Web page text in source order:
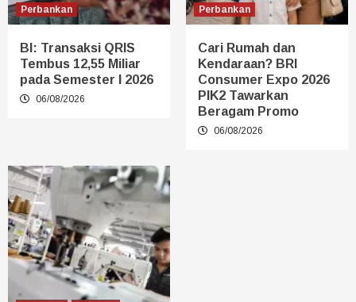
Perbankan
BI: Transaksi QRIS
Tembus 12,55 Miliar
pada Semester I 2026
06/08/2026
Perbankan
Cari Rumah dan
Kendaraan? BRI
Consumer Expo 2026
PIK2 Tawarkan
Beragam Promo
06/08/2026